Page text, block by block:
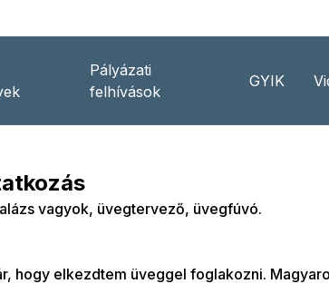
Pályázati
felhívások
GYIK
vagyok, üvegtervező, üvegfúvó.
hogy elkezdtem üveggel foglakozni.